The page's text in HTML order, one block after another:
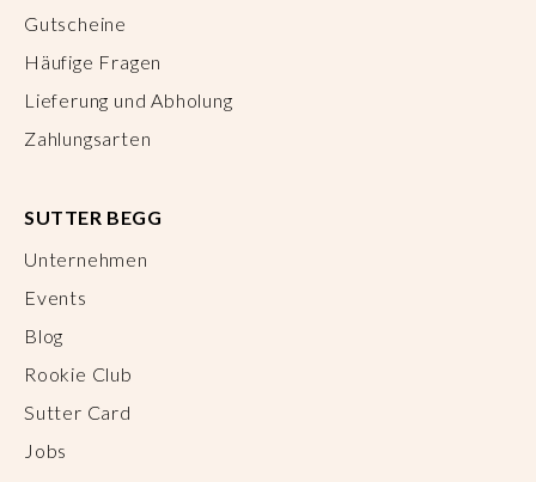
Gutscheine
Häufige Fragen
Lieferung und Abholung
Zahlungsarten
SUTTER BEGG
Unternehmen
Events
Blog
Rookie Club
Sutter Card
Jobs